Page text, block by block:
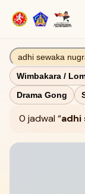
Wimbakara /
Drama Gong
0 jadwal adhi